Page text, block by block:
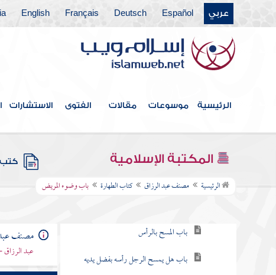
عربي Español
Deutsch
Français
English
الرئيسية موسوعات مقالات الفتوى الاستشارات
المكتبة الإسلامية كتب PDF
الرئيسية مصنف عبد الرزاق كتاب الطهارة باب وضوء المريض
فهرس الكتاب
كتاب الطهارة
باب المسح بالرأس
باب هل يمسح الرجل رأسه بفضل يديه
مصنف
عبد الرزاق